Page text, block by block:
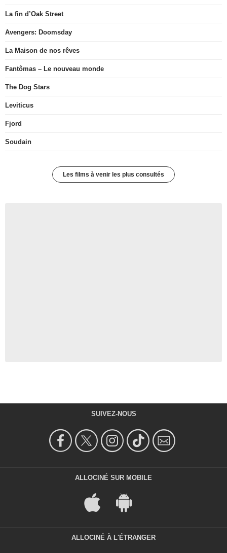
La fin d’Oak Street
Avengers: Doomsday
La Maison de nos rêves
Fantômas – Le nouveau monde
The Dog Stars
Leviticus
Fjord
Soudain
Les films à venir les plus consultés
SUIVEZ-NOUS
ALLOCINÉ SUR MOBILE
ALLOCINÉ À L'ÉTRANGER